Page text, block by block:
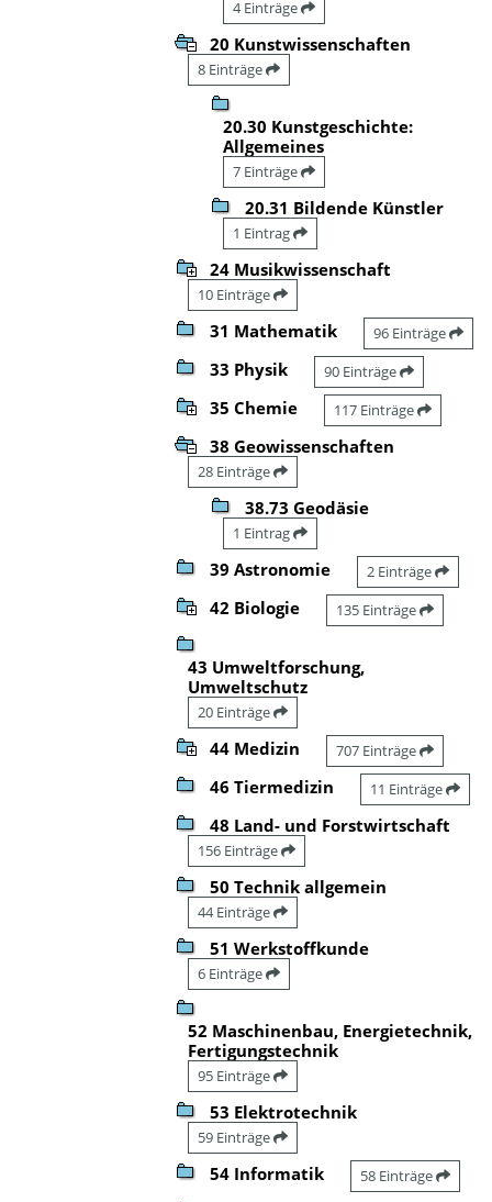
4 Einträge
20 Kunstwissenschaften
8 Einträge
20.30 Kunstgeschichte:
Allgemeines
7 Einträge
20.31 Bildende Künstler
1 Eintrag
24 Musikwissenschaft
10 Einträge
31 Mathematik 96 Einträge
33 Physik 90 Einträge
35 Chemie 117 Einträge
38 Geowissenschaften
28 Einträge
38.73 Geodäsie
1 Eintrag
39 Astronomie 2 Einträge
42 Biologie 135 Einträge
43 Umweltforschung,
Umweltschutz
20 Einträge
44 Medizin 707 Einträge
46 Tiermedizin 11 Einträge
48 Land- und Forstwirtschaft
156 Einträge
50 Technik allgemein
44 Einträge
51 Werkstoffkunde
6 Einträge
52 Maschinenbau, Energietechnik,
Fertigungstechnik
95 Einträge
53 Elektrotechnik
59 Einträge
54 Informatik 58 Einträge